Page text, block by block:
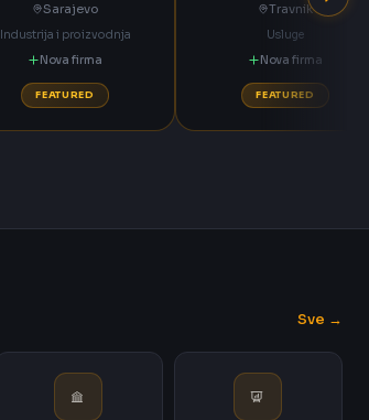
Sarajevo
Industrija i proizvodnja
Nova firma
FEATURED
Travnik
Usluge
Nova firma
FEATURED
Sve →